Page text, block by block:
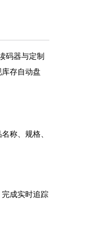
码器与定制
存自动盘
称、规格、
成实时追踪